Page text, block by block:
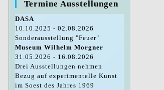
Termine Ausstellungen
DASA
10.10.2025 - 02.08.2026
Sonderausstellung "Feuer"
Museum Wilhelm Morgner
31.05.2026 - 16.08.2026
Drei Ausstellungen nehmen
Bezug auf experimentelle Kunst
im Soest des Jahres 1969